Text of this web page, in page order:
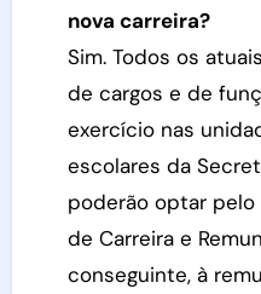
nova carreira?
Sim. Todos os
de cargos e de
exercício nas
escolares da
poderão optar pelo
de Carreira e
conseguinte, à